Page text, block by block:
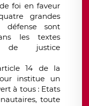
foi en faveur
grandes
sont
les textes
justice
14 de la
institue un
à tous : Etats
toute